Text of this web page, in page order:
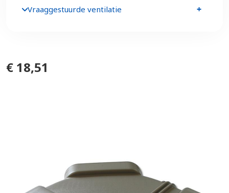
€ 18,51
Vraaggestuurde ventilatie